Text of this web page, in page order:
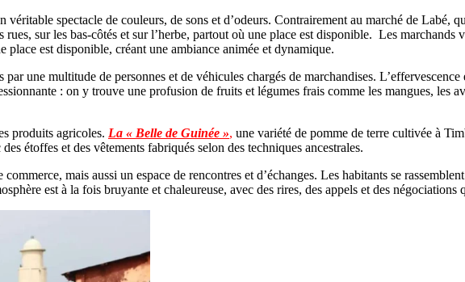
spectacle de couleurs, de sons et d’odeurs. Contrairement au marché de Labé,
sur les bas-côtés et sur l’herbe, partout où une place est disponible. Les marchands
place est disponible, créant une ambiance animée et dynamique.
une multitude de personnes et de véhicules chargés de marchandises.
: on y trouve une profusion de fruits et légumes frais comme les mangues, les
produits agricoles. La « Belle de Guinée », une variété de pomme de terre cultivée à
étoffes et des vêtements fabriqués selon des techniques ancestrales.
mais aussi un espace de rencontres et d’échanges. Les habitants se
est à la fois bruyante et chaleureuse, avec des rires, des appels et des négociations